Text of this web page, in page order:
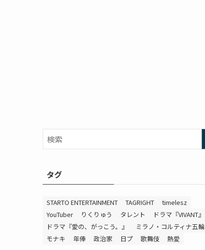
タグ
STARTO ENTERTAINMENT TAGRIGHT
timelesz
YouTuber
りくりゅう タレント
ドラマ『VIVANT』
ドラマ『愛の、がっこう。』
ミラノ・コルティナ五輪
モナキ
年俸 政治家 日プ 歌舞伎 熱愛